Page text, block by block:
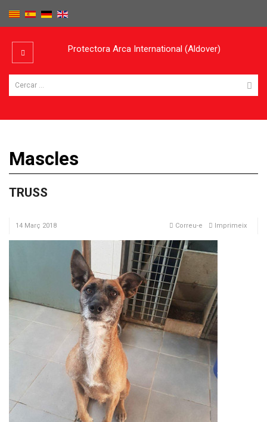
Protectora Arca International (Aldover)
Mascles
TRUSS
14 Març 2018 Imprimeix
Correu-e